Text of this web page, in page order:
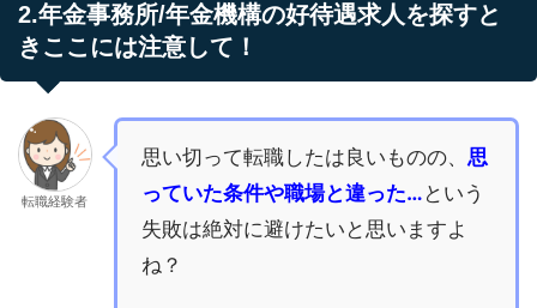
2.年金事務所/年金機構の好待遇求人を探すと
きここには注意して！
転職経験者
思い切って転職したは良いものの、 思
っていた条件や職場と違った… という
失敗は絶対に避けたいと思いますよ
ね？